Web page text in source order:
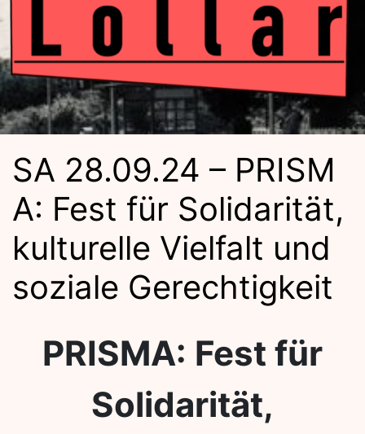
SA 28.09.24 – PRISM
A: Fest für Solidarität,
kulturelle Vielfalt und
soziale Gerechtigkeit
PRISMA: Fest für
Solidarität,